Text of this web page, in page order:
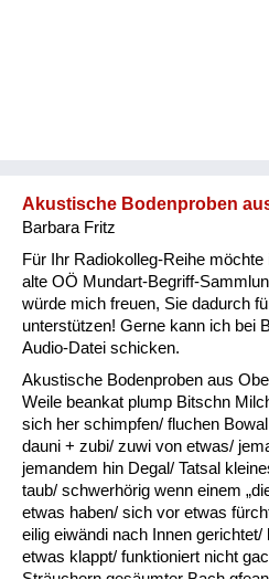
Akustische Bodenproben
Barbara Fritz
Für Ihr Radiokolleg-Reihe
alte OÖ Mundart-Begriff-
würde mich freuen, Sie dadurch
unterstützen! Gerne kann ich bei
Audio-Datei schicken.
Akustische Bodenproben aus
Weile beankat plump Bitschn
sich her schimpfen/ fluchen
dauni + zubi/ zuwi von etwas/
jemandem hin Degal/ Tatsal
taub/ schwerhörig wenn einem
etwas haben/ sich vor etwas
eilig eiwändi nach Innen
etwas klappt/ funktioniert nicht